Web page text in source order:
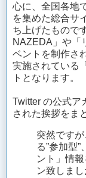
心に、全国各地
を集めた総合サ
ち上げたもので
NAZEDA」や「
ベントを制作さ
実施されている
トとなります。
Twitter の公式ア
された挨拶をま
突然です
る”参加型
ント」情
ン致しまし